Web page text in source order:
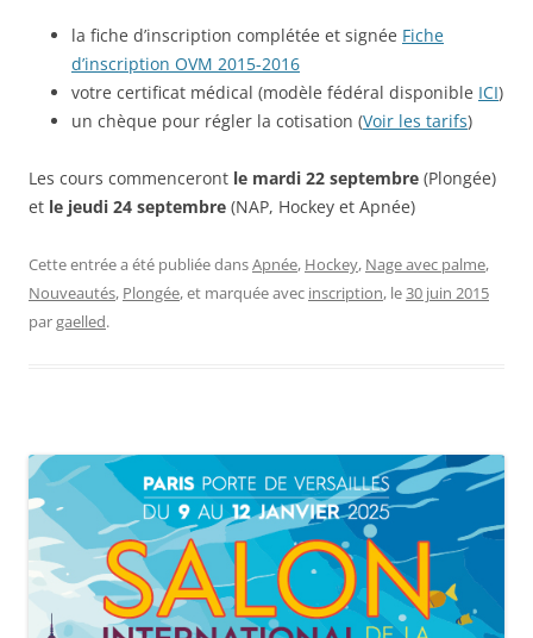
la fiche d’inscription complétée et signée Fiche
d’inscription OVM 2015-2016
votre certificat médical (modèle fédéral disponible ICI)
un chèque pour régler la cotisation (Voir les tarifs)
Les cours commenceront le mardi 22 septembre (Plongée)
et le jeudi 24 septembre (NAP, Hockey et Apnée)
Cette entrée a été publiée dansApnée, Hockey, Nage avec palme,
Nouveautés, Plongée, et marquée avec inscription, le30 juin 2015
pargaelled.